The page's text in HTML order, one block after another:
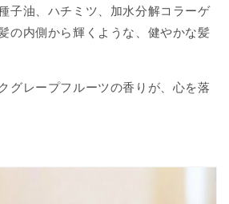
子油、ハチミツ、加水分解コラーゲ
の内側から輝くような、健やかな髪
グレープフルーツの香りが、心を落